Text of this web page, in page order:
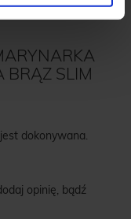
BRĄZ SLIM
dokonywana.
opinię, bądź